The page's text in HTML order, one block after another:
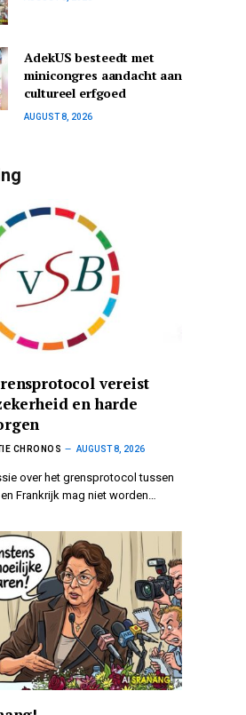
AdekUS besteedt met
minicongres aandacht aan
cultureel erfgoed
AUGUST 8, 2026
vereist
en harde
CHRONOS AUGUST 8, 2026
over het grensprotocol tussen
Frankrijk mag niet worden…